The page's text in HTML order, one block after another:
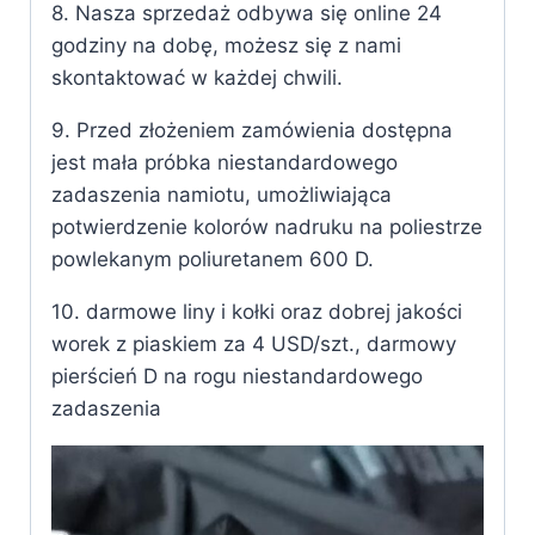
8. Nasza sprzedaż odbywa się online 24
godziny na dobę, możesz się z nami
skontaktować w każdej chwili.
9. Przed złożeniem zamówienia dostępna
jest mała próbka niestandardowego
zadaszenia namiotu, umożliwiająca
potwierdzenie kolorów nadruku na poliestrze
powlekanym poliuretanem 600 D.
10. darmowe liny i kołki oraz dobrej jakości
worek z piaskiem za 4 USD/szt., darmowy
pierścień D na rogu niestandardowego
zadaszenia